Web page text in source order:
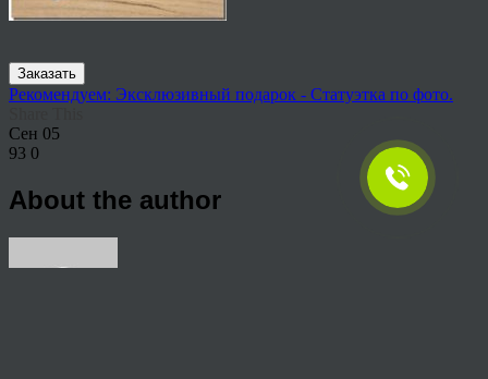
Заказать
Рекомендуем: Эксклюзивный подарок - Статуэтка по фото.
Сен 05
93 0
About the author